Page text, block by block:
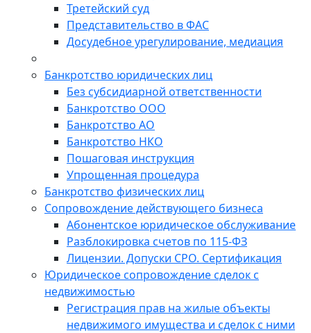
Третейский суд
Представительство в ФАС
Досудебное урегулирование, медиация
Банкротство юридических лиц
Без субсидиарной ответственности
Банкротство ООО
Банкротство АО
Банкротство НКО
Пошаговая инструкция
Упрощенная процедура
Банкротство физических лиц
Сопровождение действующего бизнеса
Абонентское юридическое обслуживание
Разблокировка счетов по 115-ФЗ
Лицензии. Допуски СРО. Сертификация
Юридическое сопровождение сделок с
недвижимостью
Регистрация прав на жилые объекты
недвижимого имущества и сделок с ними